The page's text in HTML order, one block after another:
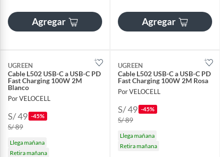
Agregar Agregar
UGREEN
Cable L502 USB-C a USB-C PD
Fast Charging 100W 2M
Blanco
Por VELOCELL
S/ 49 -45%
S/ 89
Llega mañana
Retira mañana
UGREEN
Cable L502 USB-C a USB-C PD
Fast Charging 100W 2M Rosa
Por VELOCELL
S/ 49 -45%
S/ 89
Llega mañana
Retira mañana